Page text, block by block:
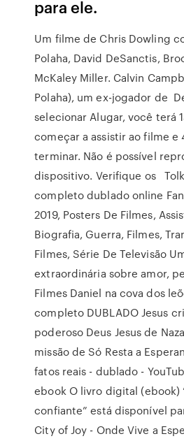
para ele.
Um filme de Chris Dowling
Polaha, David DeSanctis,
McKaley Miller. Calvin
Polaha), um ex-jogador de
selecionar Alugar, você terá
começar a assistir ao filme e
terminar. Não é possível
dispositivo. Verifique os
completo dublado online
2019, Posters De Filmes,
Biografia, Guerra, Filmes,
Filmes, Série De Televisão
extraordinária sobre amor,
Filmes Daniel na cova dos
completo DUBLADO Jesus
poderoso Deus Jesus de
missão de Só Resta a
fatos reais - dublado -
ebook O livro digital (ebook)
confiante” está disponível
City of Joy - Onde Vive a